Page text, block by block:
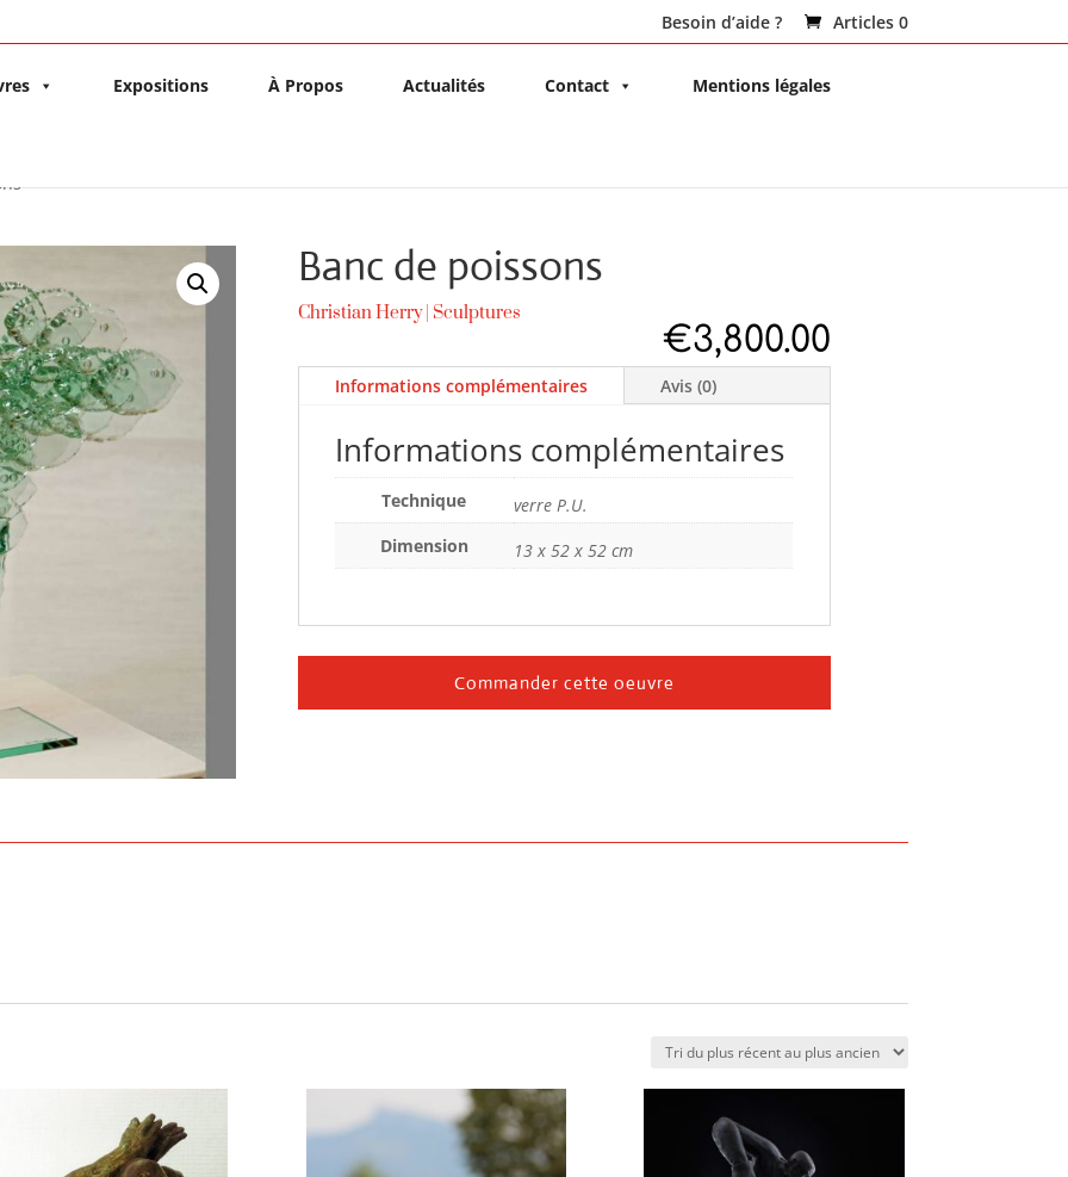
Besoin d’aide ? Articles 0
Expositions À Propos Actualités Contact Mentions légales
Banc de poissons
Christian Herry| Sculptures
€3,800.00
Informations complémentaires Avis (0)
Informations complémentaires
Technique
verre P.U.
Dimension
13 x 52 x 52 cm
Commander cette oeuvre